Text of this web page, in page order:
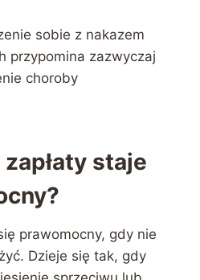
sobie z nakazem
przypomina zazwyczaj
choroby
staje
prawomocny, gdy nie
Dzieje się tak, gdy